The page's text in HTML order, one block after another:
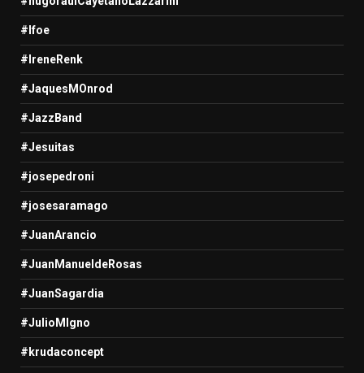
#Ifoe
#IreneRenk
#JaquesMOnrod
#JazzBand
#Jesuitas
#josepedroni
#josesaramago
#JuanArancio
#JuanManueldeRosas
#JuanSagardia
#JulioMIgno
#krudaconcept